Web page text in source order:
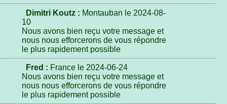
Dimitri Koutz : Montauban le 2024-08-
10
Nous avons bien reçu votre message et
nous nous efforcerons de vous répondre
le plus rapidement possible
Fred : France le 2024-06-24
Nous avons bien reçu votre message et
nous nous efforcerons de vous répondre
le plus rapidement possible